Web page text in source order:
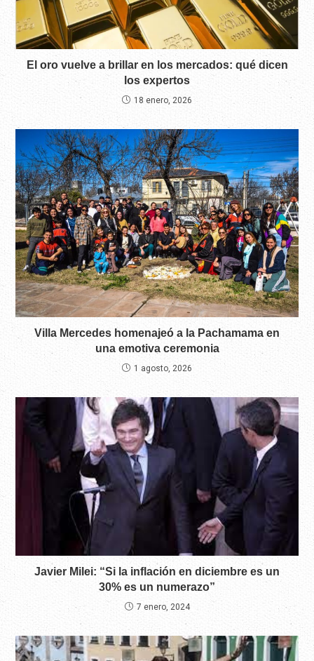
El oro vuelve a brillar en los mercados: qué dicen
los expertos
18 enero, 2026
Villa Mercedes homenajeó a la Pachamama en
una emotiva ceremonia
1 agosto, 2026
Javier Milei: “Si la inflación en diciembre es un
30% es un numerazo”
7 enero, 2024